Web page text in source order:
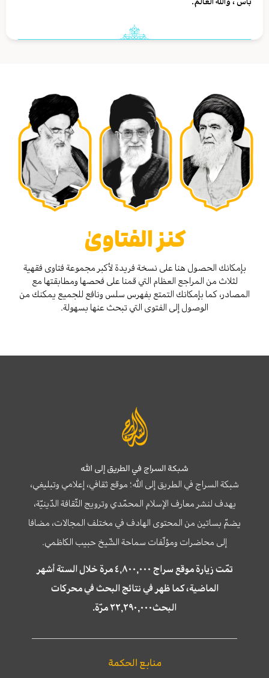
كنز الفتاوىٰ
بإمكانك الحصول هنا على نسخة فريدة لأكبر مجموعة فتاوى فقهية
لثلاث من المراجع العظام التي قمنا على فحصها ومطابقتها مع
المصادر، كما بإمكانك التمتع بفهرس سلس ونافع للجميع يمكنك من
الوصول إلى الفتوى التي تبحث عنها بسهولة.
شبكة السراج في الطريق إلى الله
شبكة السراج في الطريق إلى الله؛ موقع ثقافي، إعلامي وتبليغي،
يهدف لنشر معارف الإسلام المحمّدي وترويج الثّقافة الدّينيّة،
يضمّ بساتين من المحتوى الهادف في مختلف المجالات، مضافا
إلى محاضرات ومؤلّفات سماحة الشّيخ حبيب الكاظمي.
تمّت زيارة موقع سراج ٤,٨٠٠,٠٠٠ مرة خلال الستة أشهر
الماضية، كما ظهر في نتائج البحث في محركات
البحث٢٢,٢٩٠,٠٠٠ مرّة.
منابع الحكمة